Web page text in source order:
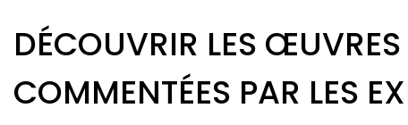
DÉCOUVRIR LES ŒUVRES
COMMENTÉES PAR LES